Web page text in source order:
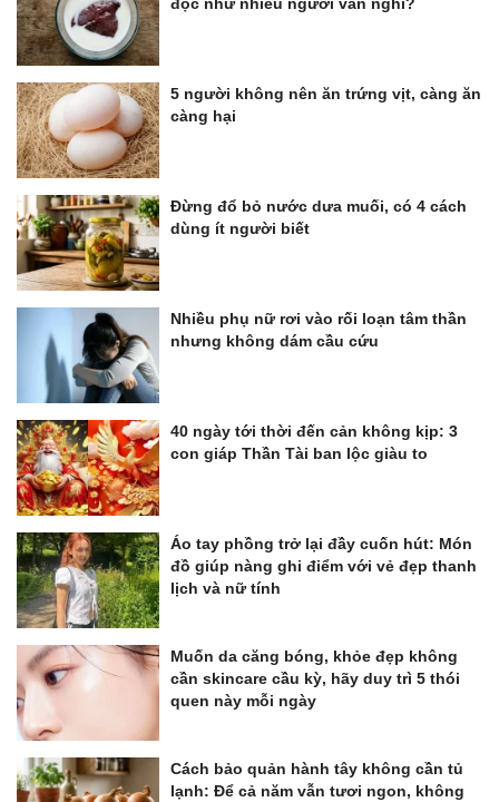
5 người không nên ăn trứng vịt, càng ăn
càng hại
Đừng đổ bỏ nước dưa muối, có 4 cách
dùng ít người biết
Nhiều phụ nữ rơi vào rối loạn tâm thần
nhưng không dám cầu cứu
40 ngày tới thời đến cản không kịp: 3
con giáp Thần Tài ban lộc giàu to
Áo tay phồng trở lại đầy cuốn hút: Món
đồ giúp nàng ghi điểm với vẻ đẹp thanh
lịch và nữ tính
Muốn da căng bóng, khỏe đẹp không
cần skincare cầu kỳ, hãy duy trì 5 thói
quen này mỗi ngày
Cách bảo quản hành tây không cần tủ
lạnh: Để cả năm vẫn tươi ngon, không